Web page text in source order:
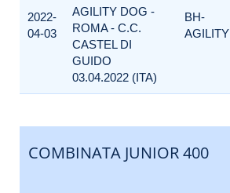
2022-
04-03
AGILITY DOG -
ROMA - C.C.
CASTEL DI
GUIDO
03.04.2022 (ITA)
BH-
AGILITY
COMBINATA JUNIOR 400